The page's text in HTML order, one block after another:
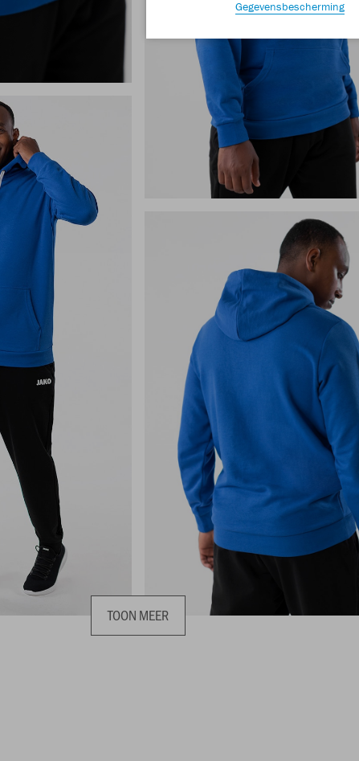
TOON MEER
Gegevensbescherming